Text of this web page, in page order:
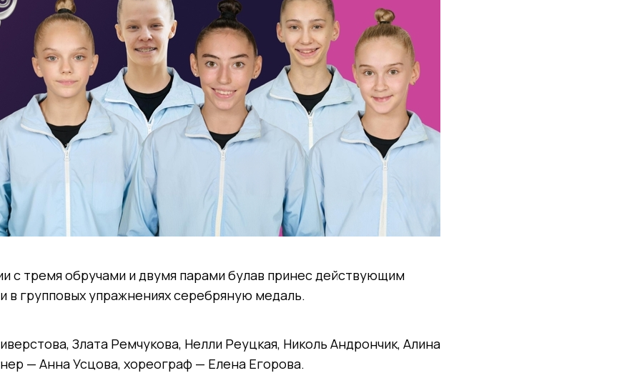
с тремя обручами и двумя парами булав принес действующим
в групповых упражнениях серебряную медаль.
Злата Ремчукова, Нелли Реуцкая, Николь Андрончик, Алина
— Анна Усцова, хореограф — Елена Егорова.